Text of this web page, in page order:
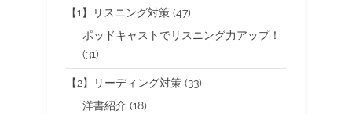
【1】リスニング対策 (47)
ポッドキャストでリスニング力アップ！
(31)
【2】リーディング対策 (33)
洋書紹介 (18)